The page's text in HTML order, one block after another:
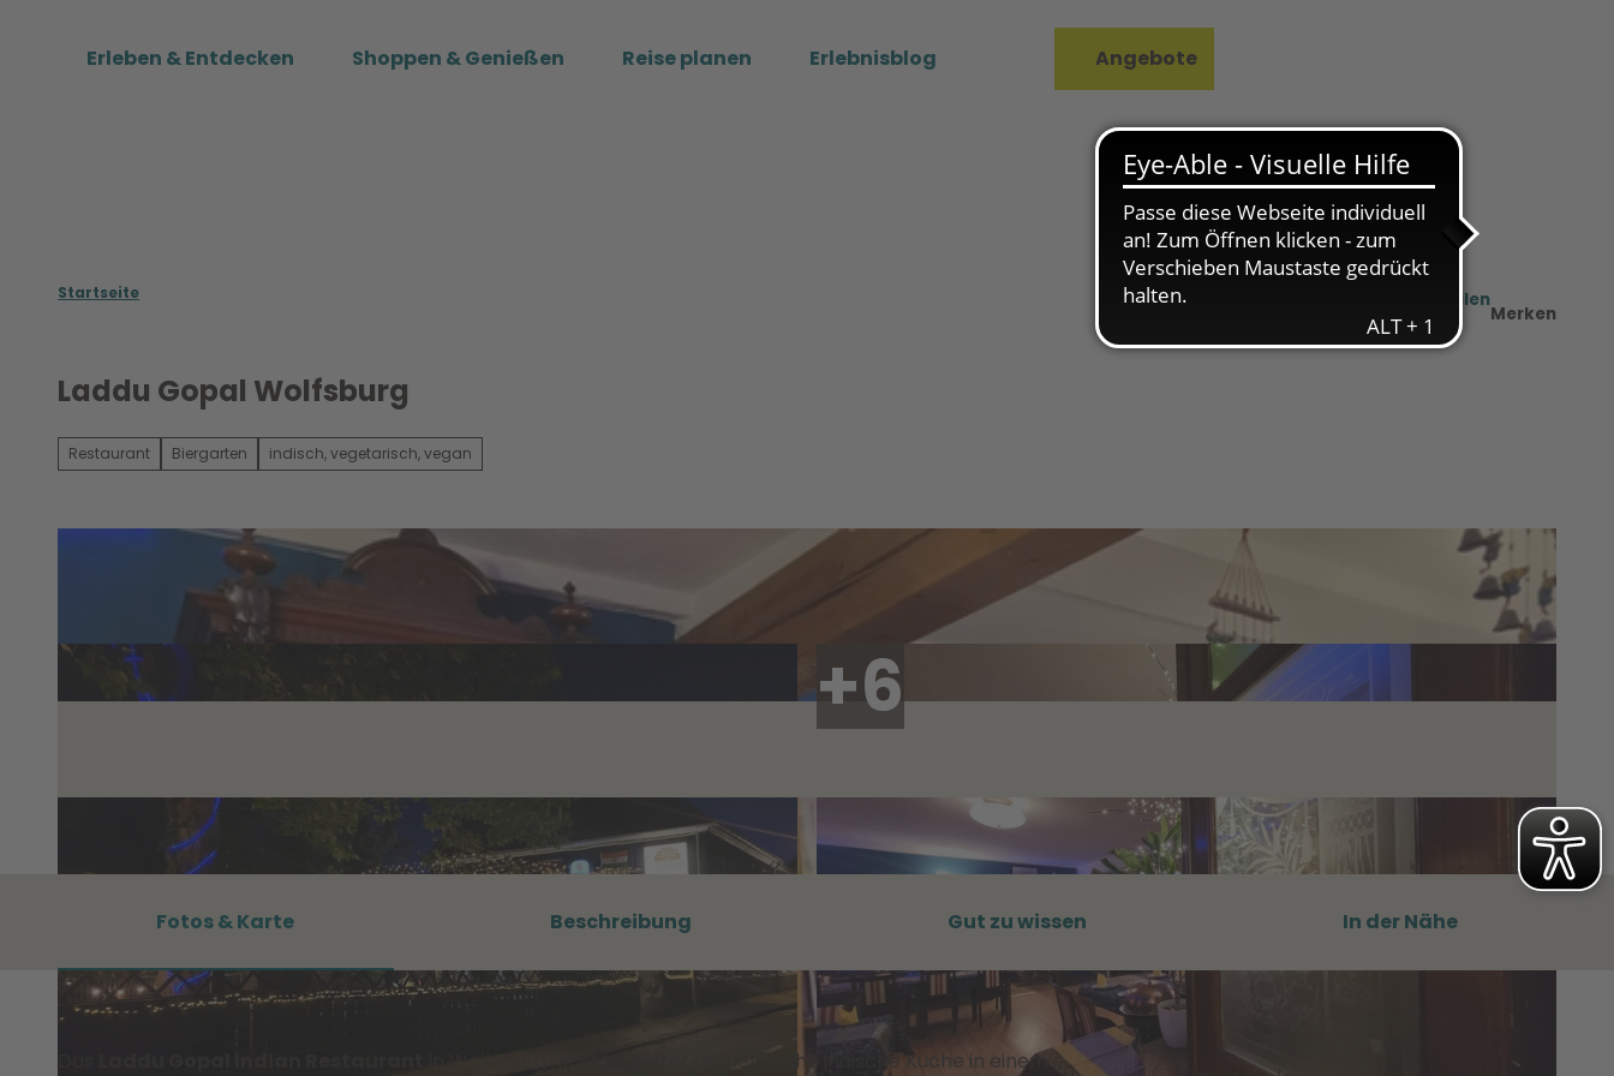
Erleben & Entdecken Shoppen & Genießen Reise planen Erlebnisblog Angebote
Startseite
PDF
Teilen
Merken
Laddu Gopal Wolfsburg
Restaurant Biergarten indisch, vegetarisch, vegan
Fotos & Karte Beschreibung Gut zu wissen In der Nähe
in Wolfsburg-Kästorf bietet authentische indische Küche in einem